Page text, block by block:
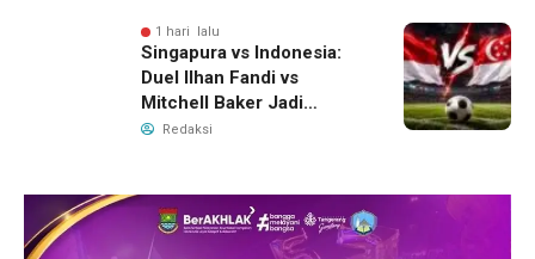
1 hari lalu
Singapura vs Indonesia:
Duel Ilhan Fandi vs
Mitchell Baker Jadi
Sorotan di Piala AFF 2026
Redaksi